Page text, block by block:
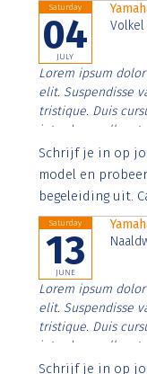
Saturday
04
JULY
Volkel
Lorem ipsum
elit. Suspendisse
tristique. Duis
interdum nulla, ut
Aenean faucibus
imperdiet. Nunc
Schrijf je in op
model en
begeleiding uit.
Saturday
13
JUNE
Lorem ipsum
elit. Suspendisse
tristique. Duis
interdum nulla, ut
Aenean faucibus
Schrijf je in op